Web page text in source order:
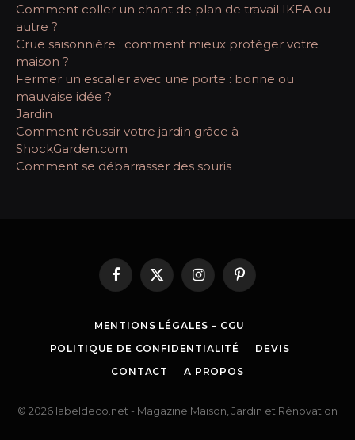
Comment coller un chant de plan de travail IKEA ou
autre ?
Crue saisonnière : comment mieux protéger votre
maison ?
Fermer un escalier avec une porte : bonne ou
mauvaise idée ?
Jardin
Comment réussir votre jardin grâce à
ShockGarden.com
Comment se débarrasser des souris
Facebook
X
(Twitter)
InstagramPinterest
MENTIONS LÉGALES – CGU
POLITIQUE DE CONFIDENTIALITÉ
DEVIS
CONTACT
A PROPOS
© 2026 labeldeco.net - Magazine Maison, Jardin et Rénovation